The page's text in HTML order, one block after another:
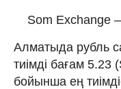
Som Exchange
Алматыда рубль
тиімді бағам 5.23
бойынша ең